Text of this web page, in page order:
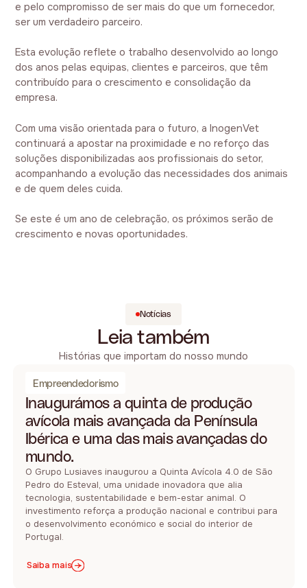
e pelo compromisso de ser mais do que um fornecedor,
ser um verdadeiro parceiro.
Esta evolução reflete o trabalho desenvolvido ao longo
dos anos pelas equipas, clientes e parceiros, que têm
contribuído para o crescimento e consolidação da
empresa.
Com uma visão orientada para o futuro, a InogenVet
continuará a apostar na proximidade e no reforço das
soluções disponibilizadas aos profissionais do setor,
acompanhando a evolução das necessidades dos animais
e de quem deles cuida.
Se este é um ano de celebração, os próximos serão de
crescimento e novas oportunidades.
Notícias
Leia também
Histórias que importam do nosso mundo
Empreendedorismo
Inaugurámos a quinta de produção
avícola mais avançada da Península
Ibérica e uma das mais avançadas do
mundo.
O Grupo Lusiaves inaugurou a Quinta Avícola 4.0 de São
Pedro do Esteval, uma unidade inovadora que alia
tecnologia, sustentabilidade e bem-estar animal. O
investimento reforça a produção nacional e contribui para
o desenvolvimento económico e social do interior de
Portugal.
Saiba mais